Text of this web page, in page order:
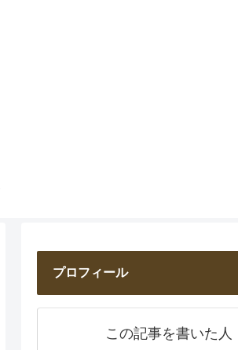
プロフィール
この記事を書いた人